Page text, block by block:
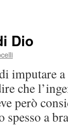
Dio
imputare
che
però
spesso a